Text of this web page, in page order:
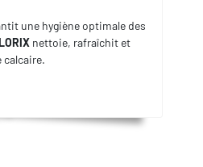
une hygiène optimale des
nettoie, rafraîchit et
calcaire.